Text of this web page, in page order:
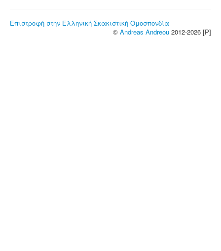
Επιστροφή στην Ελληνική Σκακιστική Ομοσπονδία
© Andreas Andreou 2012-2026 [P]